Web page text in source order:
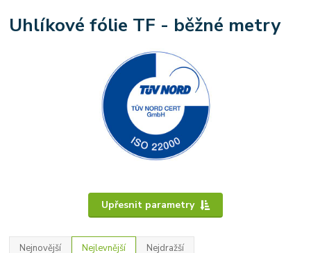
Uhlíkové fólie TF - běžné metry
Upřesnit parametry
Nejnovější Nejlevnější Nejdražší